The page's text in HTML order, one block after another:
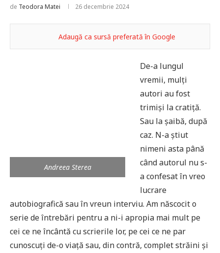
de Teodora Matei 26 decembrie 2024
Adaugă ca sursă preferată în Google
Andreea Sterea
De-a lungul
vremii, mulți
autori au fost
trimiși la cratiță.
Sau la șaibă, după
caz. N-a știut
nimeni asta până
când autorul nu s-
a confesat în vreo
lucrare
autobiografică sau în vreun interviu. Am născocit o
serie de întrebări pentru a ni-i apropia mai mult pe
cei ce ne încântă cu scrierile lor, pe cei ce ne par
cunoscuți de-o viață sau, din contră, complet străini și